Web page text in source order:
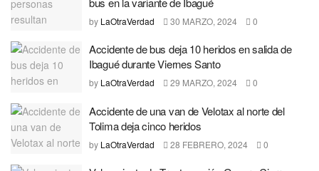
by LaOtraVerdad 30 MARZO, 2024 0
Accidente de bus deja 10 heridos en salida de
Ibagué durante Viernes Santo
by LaOtraVerdad 29 MARZO, 2024 0
Accidente de una van de Velotax al norte del
Tolima deja cinco heridos
by LaOtraVerdad 28 FEBRERO, 2024 0